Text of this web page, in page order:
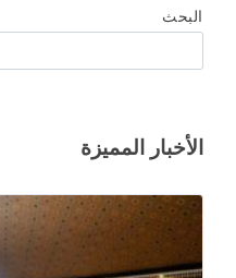
البحث
الأخبار المميزة